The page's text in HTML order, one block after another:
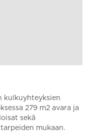
kulkuyhteyksien
279 m2 avara ja
sekä
mukaan.